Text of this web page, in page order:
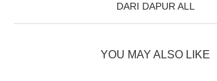
DARI DAPUR ALL
YOU MAY ALSO LIKE